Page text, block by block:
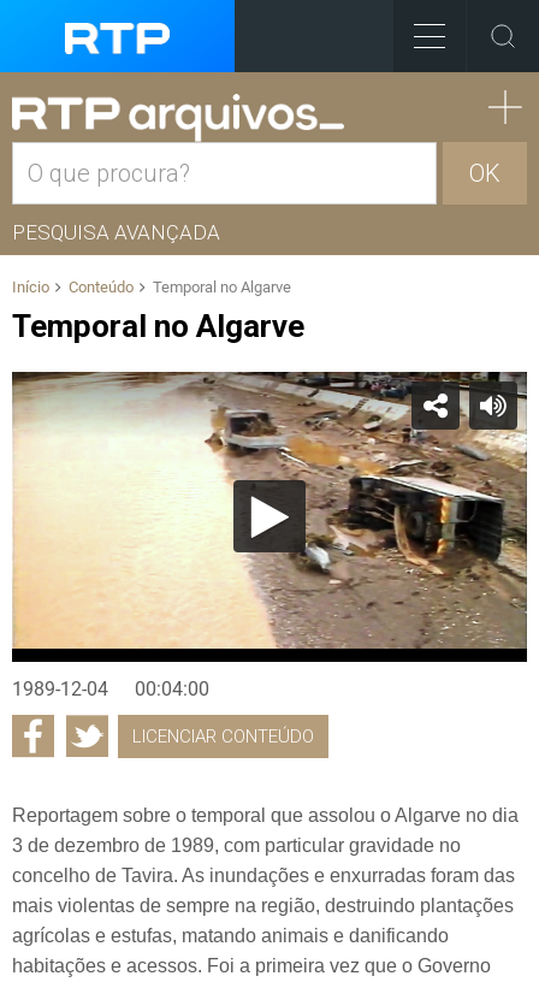
OK
PESQUISA AVANÇADA
Início Conteúdo Temporal no Algarve
Temporal no Algarve
1989-12-04 00:04:00
LICENCIAR CONTEÚDO
Reportagem sobre o temporal que assolou o Algarve no dia
3 de dezembro de 1989, com particular gravidade no
concelho de Tavira. As inundações e enxurradas foram das
mais violentas de sempre na região, destruindo plantações
agrícolas e estufas, matando animais e danificando
habitações e acessos. Foi a primeira vez que o Governo